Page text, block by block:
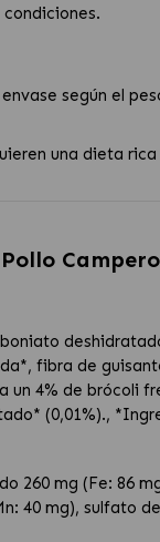
según el
una dieta rica
Campero
fibra de
un 4% de brócoli
(0,01%).,
260 mg (Fe: 86
40 mg), sulfato